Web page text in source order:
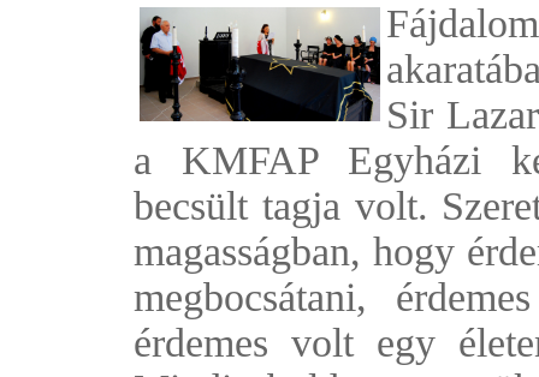
Sir
a KMFAP Egyházi
becsült tagja volt.
magasságban, hogy
megbocsátani,
érdemes volt egy